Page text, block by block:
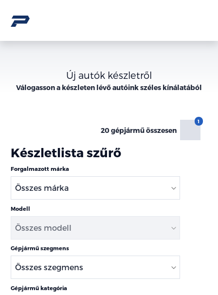
Új autók készletről
Válogasson a készleten lévőautóink széles kínálatából
20 gépjármű összesen
Készletlista szűrő
Forgalmazott márka
Modell
Gépjármű szegmens
Gépjármű kategória